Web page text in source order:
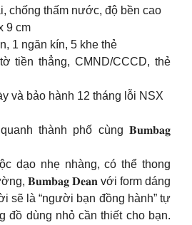
chống thấm nước, độ bền cao
9 cm
1 ngăn kín, 5 khe thẻ
tiền thẳng, CMND/CCCD, thẻ
và bảo hành 12 tháng lỗi NSX
thành phố cùng 𝐁𝐮𝐦𝐛𝐚𝐠
dạo nhẹ nhàng, có thể thong
𝐁𝐮𝐦𝐛𝐚𝐠 𝐃𝐞𝐚𝐧 với form dáng
sẽ là “người bạn đồng hành” tự
đồ dùng nhỏ cần thiết cho bạn.